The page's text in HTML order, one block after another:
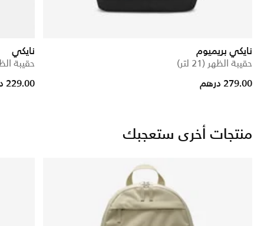
نايكي بريميوم
حقيبة الظهر (21 لتر)
279.00 درهم
نايكي
حقيبة الظهر
229.00 درهم
منتجات أخرى ستعجبك